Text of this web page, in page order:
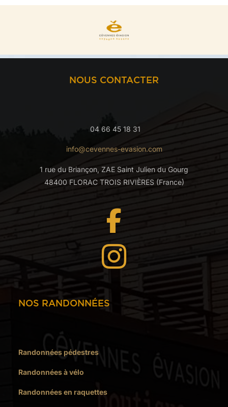
NOUS CONTACTER
04 66 45 18 31
info@cevennes-evasion.com
1 rue du Briançon, ZAE Saint Julien du Gourg
48400 FLORAC TROIS RIVIÈRES (France)


NOS RANDONNÉES
Randonnées pédestres
Randonnées à vélo
Randonnées en raquettes